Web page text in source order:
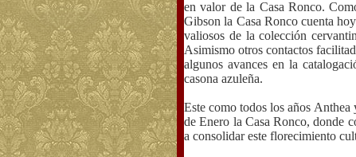
en valor dela Casa Ronco.
Gibson la Casa Ronco cuenta
valiosos de la colección
Asimismo otros contactos
algunos avances en la
casona azuleña.
Este como todos los años
de Enero la Casa Ronco, donde
a consolidar este florecimiento